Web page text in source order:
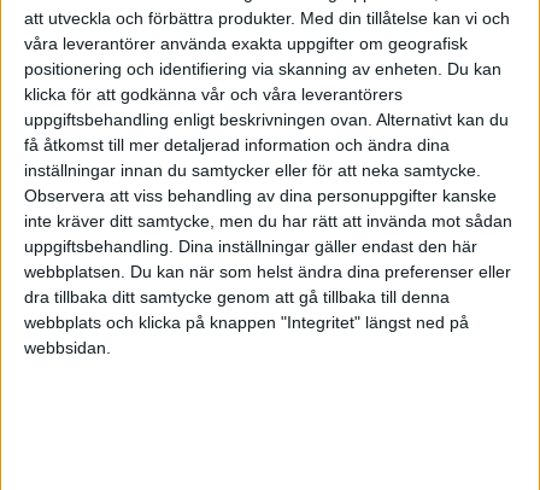
att utveckla och förbättra produkter. Med din tillåtelse kan vi och
våra leverantörer använda exakta uppgifter om geografisk
positionering och identifiering via skanning av enheten. Du kan
klicka för att godkänna vår och våra leverantörers
uppgiftsbehandling enligt beskrivningen ovan. Alternativt kan du
få åtkomst till mer detaljerad information och ändra dina
inställningar innan du samtycker eller för att neka samtycke.
Observera att viss behandling av dina personuppgifter kanske
inte kräver ditt samtycke, men du har rätt att invända mot sådan
uppgiftsbehandling. Dina inställningar gäller endast den här
webbplatsen. Du kan när som helst ändra dina preferenser eller
dra tillbaka ditt samtycke genom att gå tillbaka till denna
webbplats och klicka på knappen "Integritet" längst ned på
webbsidan.
FAKTA